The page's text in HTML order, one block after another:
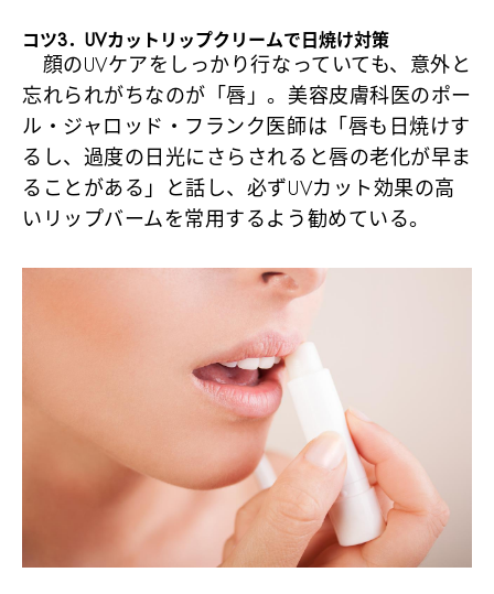
コツ3．UVカットリップクリームで日焼け対策
顔のUVケアをしっかり行なっていても、意外と
忘れられがちなのが「唇」。美容皮膚科医のポー
ル・ジャロッド・フランク医師は「唇も日焼けす
るし、過度の日光にさらされると唇の老化が早ま
ることがある」と話し、必ずUVカット効果の高
いリップバームを常用するよう勧めている。